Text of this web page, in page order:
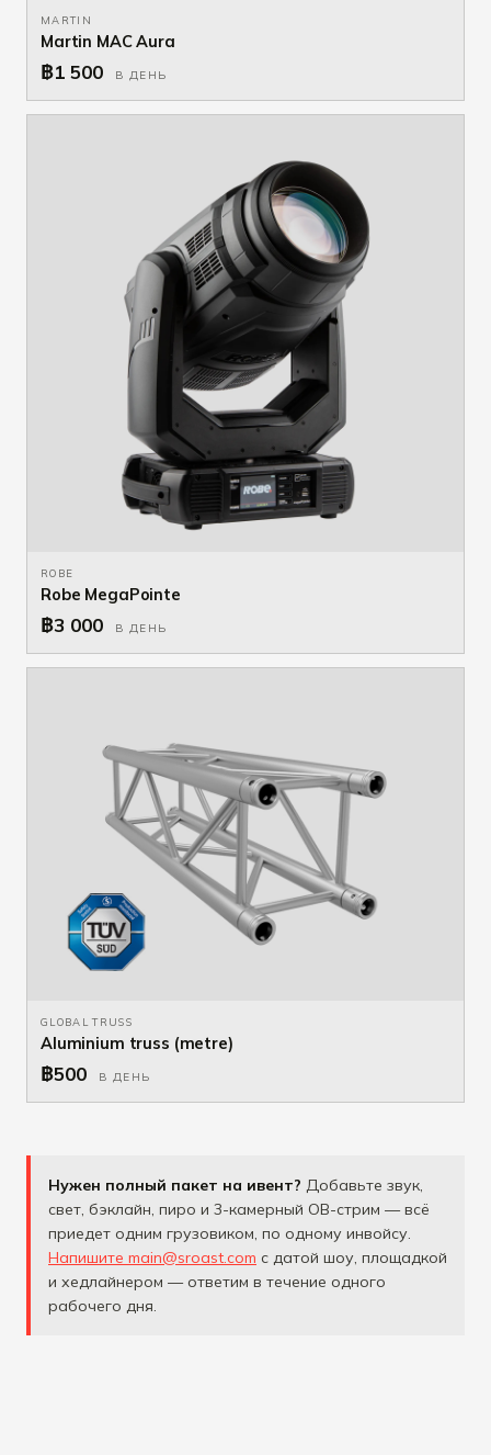
MARTIN
Martin MAC Aura
฿1 500 В ДЕНЬ
ROBE
Robe MegaPointe
฿3 000 В ДЕНЬ
GLOBAL TRUSS
Aluminium truss (metre)
฿500 В ДЕНЬ
Нужен полный пакет на ивент? Добавьте звук,
свет, бэклайн, пиро и 3-камерный OB-стрим — всё
приедет одним грузовиком, по одному инвойсу.
Напишите main@sroast.com с датой шоу, площадкой
и хедлайнером — ответим в течение одного
рабочего дня.